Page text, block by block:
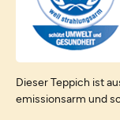
Dieser Teppich ist
emissionsarm und